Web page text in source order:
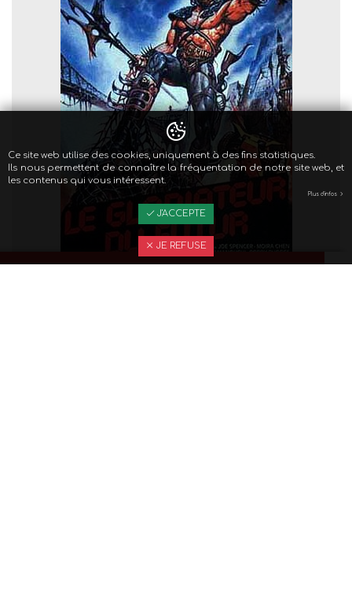
Ce site web utilise des cookies, uniquement à des fins statistiques.
Ils nous permettent de connaître la fréquentation de notre site web, et
les contenus qui vous intéressent.
Plus d'infos
J'ACCEPTE
JE REFUSE